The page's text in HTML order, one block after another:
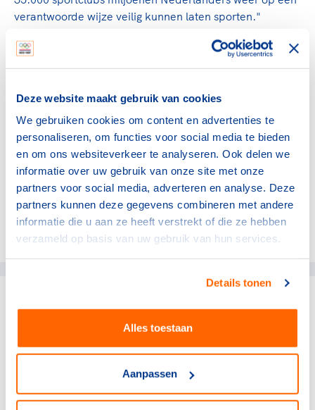
Deze website maakt gebruik van cookies
We gebruiken cookies om content en advertenties te
personaliseren, om functies voor social media te bieden
en om ons websiteverkeer te analyseren. Ook delen we
informatie over uw gebruik van onze site met onze
partners voor social media, adverteren en analyse. Deze
partners kunnen deze gegevens combineren met andere
informatie die u aan ze heeft verstrekt of die ze hebben
verzameld op basis van uw gebruik van hun services.
Details tonen
Alles toestaan
Aanpassen
verantwoorde wijze veilig kunnen laten sporten."
FAQ en protocol Verantwoord Sporten
Het coronadossier op onze website
nieuwe maatregelen, die per 28 november in
Deel dit artikel op social media:
gerelateerde artikelen
NOC*NSF
Verlos het midden- en
voor sportblessures